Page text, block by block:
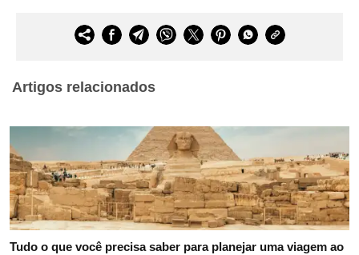
Artigos relacionados
Tudo o que você precisa saber para planejar uma viagem ao